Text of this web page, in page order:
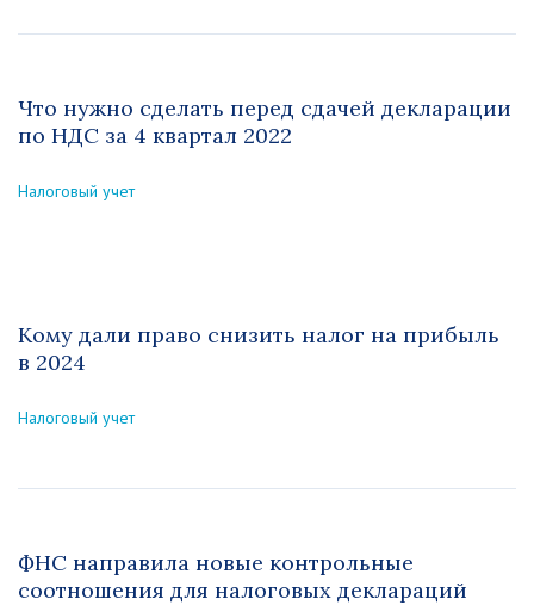
Что нужно сделать перед сдачей декларации
по НДС за 4 квартал 2022
Налоговый учет
Кому дали право снизить налог на прибыль
в 2024
Налоговый учет
ФНС направила новые контрольные
соотношения для налоговых деклараций